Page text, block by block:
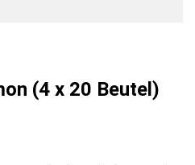
(4 x 20 Beutel)